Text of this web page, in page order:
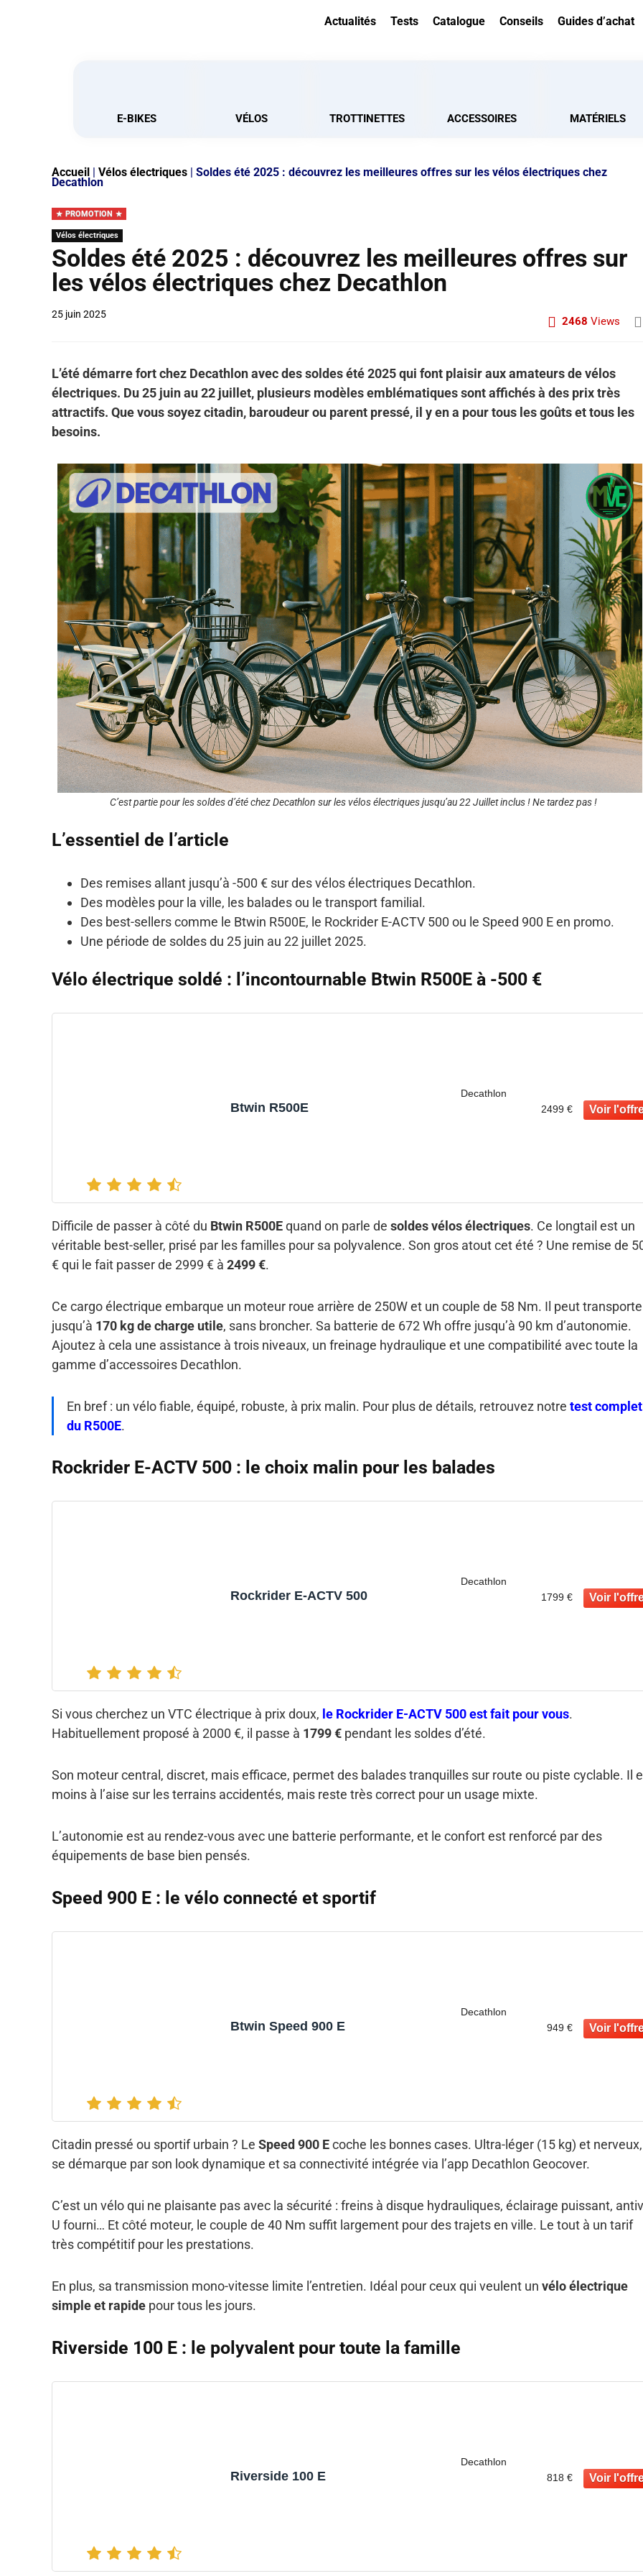
Actualités Tests Catalogue Conseils Guides d’achat
E-BIKES VÉLOS TROTTINETTES ACCESSOIRES MATÉRIELS
Accueil | Vélos électriques | Soldes été 2025 : découvrez les meilleures offres sur les vélos électriques chez
Decathlon
PROMOTION
Vélos électriques
Soldes été 2025 : découvrez les meilleures offres sur
les vélos électriques chez Decathlon
25 juin 2025
2468 Views
L’été démarre fort chez Decathlon avec des soldes été 2025 qui font plaisir aux amateurs de vélos
électriques. Du 25 juin au 22 juillet, plusieurs modèles emblématiques sont affichés à des prix très
attractifs. Que vous soyez citadin, baroudeur ou parent pressé, il y en a pour tous les goûts et tous les
besoins.
C’est partie pour les soldes d’été chez Decathlon sur les vélos électriques jusqu’au 22 Juillet inclus ! Ne tardez pas !
L’essentiel de l’article
Des remises allant jusqu’à -500 € sur des vélos électriques Decathlon.
Des modèles pour la ville, les balades ou le transport familial.
Des best-sellers comme le Btwin R500E, le Rockrider E-ACTV 500 ou le Speed 900 E en promo.
Une période de soldes du 25 juin au 22 juillet 2025.
Vélo électrique soldé : l’incontournable Btwin R500E à -500 €
Btwin R500E
Decathlon
2499 €
Difficile de passer à côté du Btwin R500Equand on parle de soldes vélos électriques. Ce longtail est un
véritable best-seller, prisé par les familles pour sa polyvalence. Son gros atout cet été ? Une remise de
€ qui le fait passer de 2999 € à 2499 €.
Ce cargo électrique embarque un moteur roue arrière de 250W et un couple de 58 Nm. Il peut
jusqu’à 170 kg de charge utile, sans broncher. Sa batterie de 672 Wh offre jusqu’à 90 km d’autonomie.
Ajoutez à cela une assistance à trois niveaux, un freinage hydraulique et une compatibilité avec toute la
gamme d’accessoires Decathlon.
En bref : un vélo fiable, équipé, robuste, à prix malin. Pour plus de détails, retrouvez notre test complet
du R500E.
Rockrider E-ACTV 500 : le choix malin pour les balades
Rockrider E-ACTV 500
Decathlon
1799 €
Si vous cherchez un VTC électrique à prix doux, le Rockrider E-ACTV 500 est fait pour vous.
Habituellement proposé à 2000 €, il passe à 1799 € pendant les soldes d’été.
Son moteur central, discret, mais efficace, permet des balades tranquilles sur route ou piste cyclable. Il
moins à l’aise sur les terrains accidentés, mais reste très correct pour un usage mixte.
L’autonomie est au rendez-vous avec une batterie performante, et le confort est renforcé par des
équipements de base bien pensés.
Speed 900 E : le vélo connecté et sportif
Btwin Speed 900 E
Decathlon
949 €
Citadin pressé ou sportif urbain ? Le Speed 900 Ecoche les bonnes cases. Ultra-léger (15 kg) et
se démarque par son look dynamique et sa connectivité intégrée via l’app Decathlon Geocover.
C’est un vélo qui ne plaisante pas avec la sécurité : freins à disque hydrauliques, éclairage puissant,
U fourni… Et côté moteur, le couple de 40 Nm suffit largement pour des trajets en ville. Le tout à un tarif
très compétitif pour les prestations.
En plus, sa transmission mono-vitesse limite l’entretien. Idéal pour ceux qui veulent un vélo électrique
simple et rapide pour tous les jours.
Riverside 100 E : le polyvalent pour toute la famille
Riverside 100 E
Decathlon
818 €